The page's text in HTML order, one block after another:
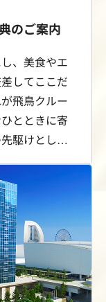
のご案内
、美食やエ
してここだ
飛鳥クルー
とときに寄
駆けとし
、飛鳥クル